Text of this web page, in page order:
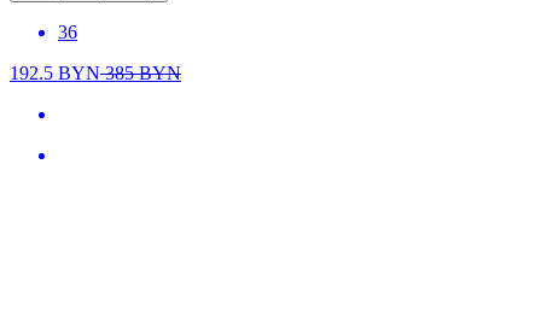
36
192.5 BYN385BYN